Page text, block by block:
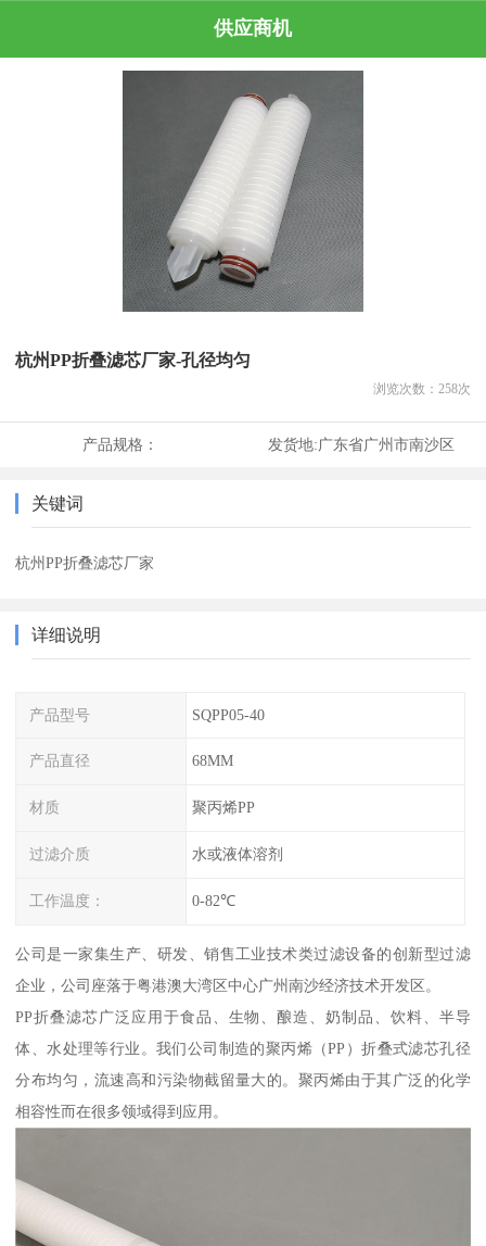
供应商机
杭州PP折叠滤芯厂家-孔径均匀
浏览次数： 258次
产品规格： 发货地:广东省广州市南沙区
关键词
杭州PP折叠滤芯厂家
详细说明
产品型号 SQPP05-40
产品直径 68MM
材质 聚丙烯PP
过滤介质 水或液体溶剂
工作温度： 0-82℃
公司是一家集生产、研发、销售工业技术类过滤设备的创新型过滤
企业，公司座落于粤港澳大湾区中心广州南沙经济技术开发区。
PP折叠滤芯广泛应用于食品、生物、酿造、奶制品、饮料、半导
体、水处理等行业。我们公司制造的聚丙烯（PP）折叠式滤芯孔径
分布均匀，流速高和污染物截留量大的。聚丙烯由于其广泛的化学
相容性而在很多领域得到应用。